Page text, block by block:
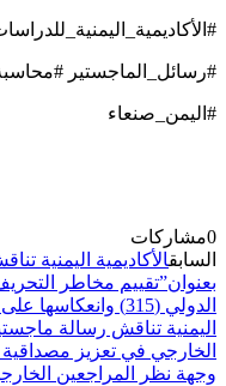
#رسائل_الماجستير
#اليمن_صنعاء
0مشاركات
السابقالأكاديمية اليمنية
بعنوان”تقييم مخاطر
الدولي (315) وانعكاسها على جودة التقارير المالية “
اليمنية تناقش رسالة
الخارجي في تعزيز مصداقية
وجهة نظر المراجعين